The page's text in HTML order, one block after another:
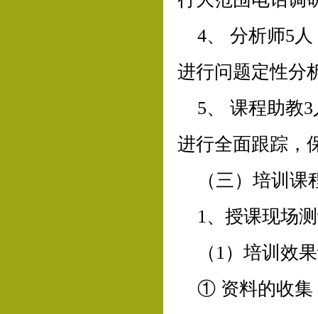
4、 分析师5
进行问题定性分
5、 课程助教
进行全面跟踪，
（三）培训
1、授课现场
（1）培训效
① 资料的收集